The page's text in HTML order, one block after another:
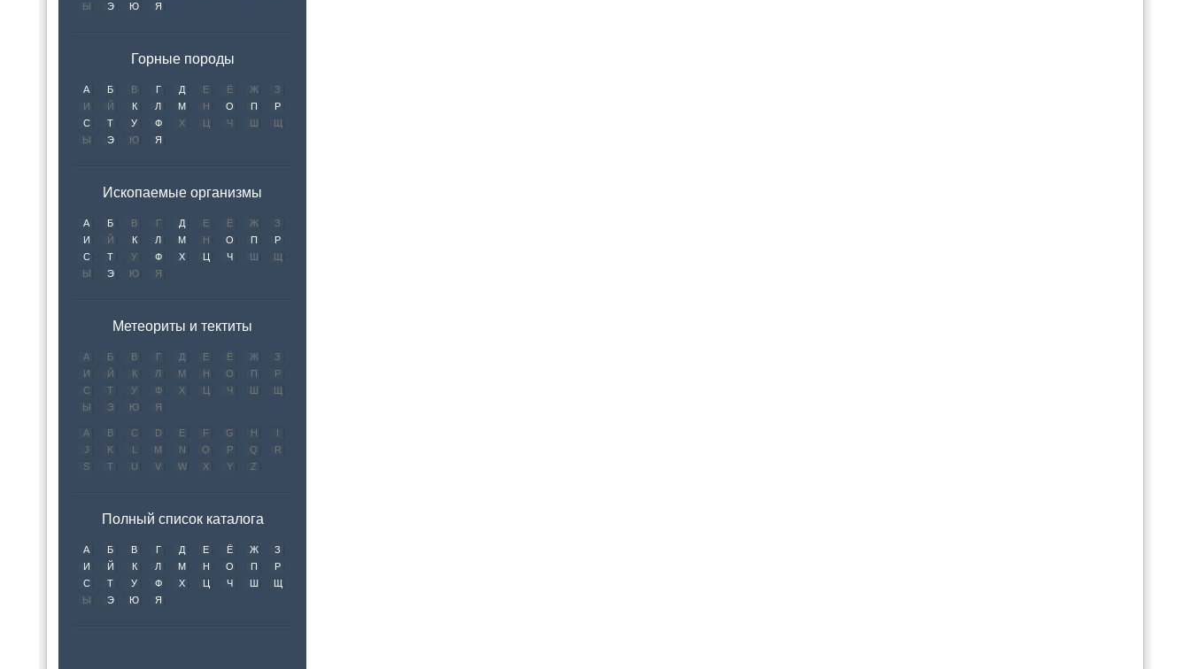
Ы
Э Ю Я
Горные породы
А Б В Г Д Е Ё Ж
З
И
Й К Л М Н О П
Р
С
Т У Ф Х Ц Ч Ш
Щ
Ы
Э Ю Я
Ископаемые организмы
А Б В Г Д Е Ё Ж
З
И
Й К Л М Н О П
Р
С
Т У Ф Х Ц Ч Ш
Щ
Ы
Э Ю Я
Метеориты и тектиты
А Б В Г Д Е Ё Ж
З
И
Й К Л М Н О П
Р
С
Т У Ф Х Ц Ч Ш
Щ
Ы
Э Ю Я
A B C D E F G H
I
J
K L M N O P Q
R
S
T U V W X Y Z
Полный список каталога
А Б В Г Д Е Ё Ж
З
И
Й К Л М Н О П
Р
С
Т У Ф Х Ц Ч Ш
Щ
Ы
Э Ю Я